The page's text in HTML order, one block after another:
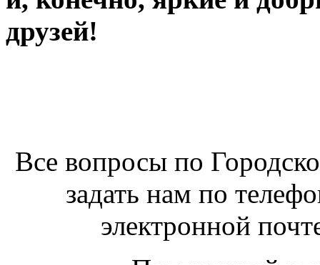
друзей!
Все вопросы по
задать нам по
электронной